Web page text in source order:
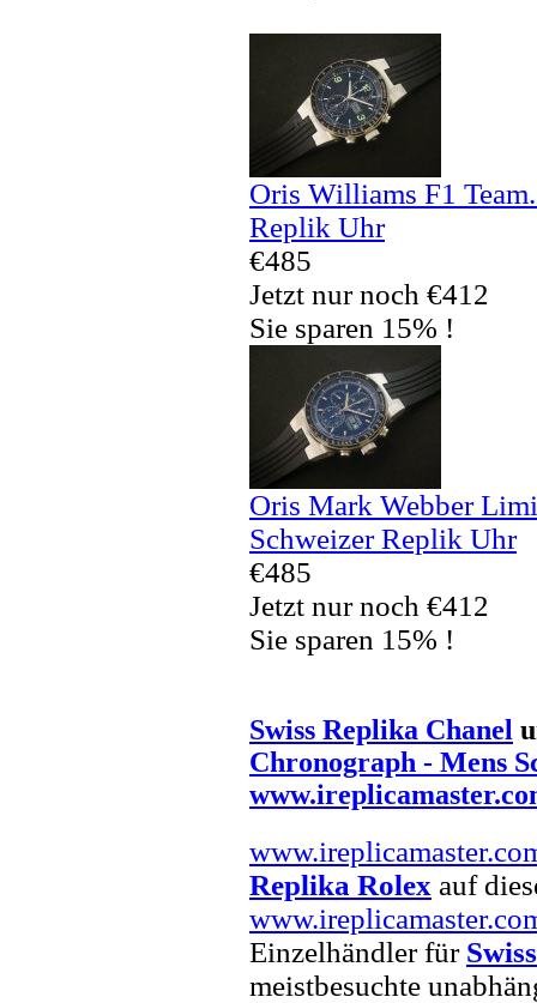
Oris Williams F1
Replik Uhr
€485
Jetzt nur noch €412
Sie sparen 15% !
Oris Mark Webber
Schweizer Replik Uhr
€485
Jetzt nur noch €412
Sie sparen 15% !
Swiss Replika Chanel
Chronograph - Mens
Replika Rolex auf
Einzelhändler für
meistbesuchte